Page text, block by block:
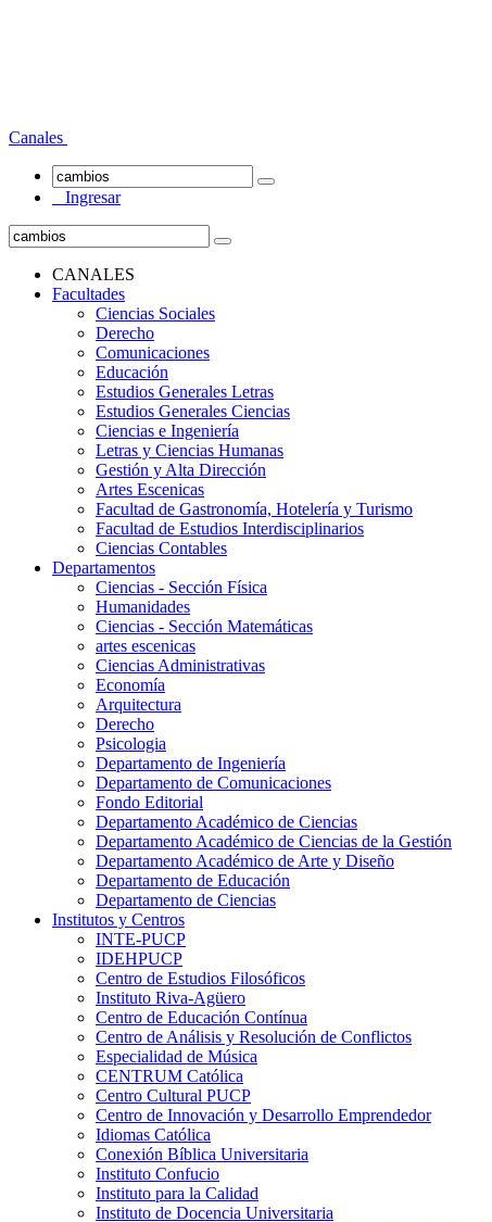
Canales
Ingresar
CANALES
Facultades
Ciencias Sociales
Derecho
Comunicaciones
Educación
Estudios Generales Letras
Estudios Generales Ciencias
Ciencias e Ingeniería
Letras y Ciencias Humanas
Gestión y Alta Dirección
Artes Escenicas
Facultad de Gastronomía, Hotelería y Turismo
Facultad de Estudios Interdisciplinarios
Ciencias Contables
Departamentos
Ciencias - Sección Física
Humanidades
Ciencias - Sección Matemáticas
artes escenicas
Ciencias Administrativas
Economía
Arquitectura
Derecho
Psicologia
Departamento de Ingeniería
Departamento de Comunicaciones
Fondo Editorial
Departamento Académico de Ciencias
Departamento Académico de Ciencias de la Gestión
Departamento Académico de Arte y Diseño
Departamento de Educación
Departamento de Ciencias
Institutos y Centros
INTE-PUCP
IDEHPUCP
Centro de Estudios Filosóficos
Instituto Riva-Agüero
Centro de Educación Contínua
Centro de Análisis y Resolución de Conflictos
Especialidad de Música
CENTRUM Católica
Centro Cultural PUCP
Centro de Innovación y Desarrollo Emprendedor
Idiomas Católica
Conexión Bíblica Universitaria
Instituto Confucio
Instituto para la Calidad
Instituto de Docencia Universitaria